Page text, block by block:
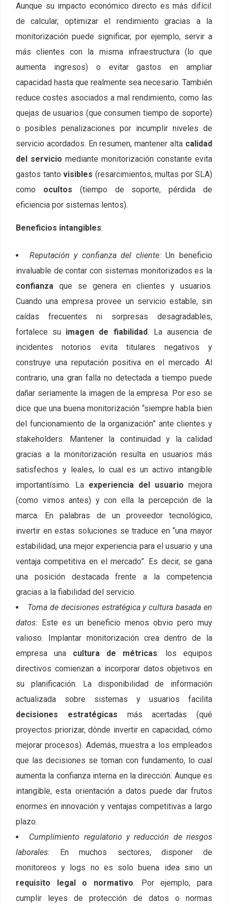
Aunque su impacto económico directo es más difícil
de calcular, optimizar el rendimiento gracias a la
monitorización puede significar, por ejemplo, servir a
más clientes con la misma infraestructura (lo que
aumenta ingresos) o evitar gastos en ampliar
capacidad hasta que realmente sea necesario. También
reduce costes asociados a mal rendimiento, como las
quejas de usuarios (que consumen tiempo de soporte)
o posibles penalizaciones por incumplir niveles de
servicio acordados. En resumen, mantener alta calidad
del servicio mediante monitorización constante evita
gastos tanto visibles (resarcimientos, multas por SLA)
como ocultos (tiempo de soporte, pérdida de
eficiencia por sistemas lentos).
Beneficios intangibles:
Reputación y confianza del cliente:Un beneficio
invaluable de contar con sistemas monitorizados es la
confianza que se genera en clientes y usuarios.
Cuando una empresa provee un servicio estable, sin
caídas frecuentes ni sorpresas desagradables,
fortalece su imagen de fiabilidad. La ausencia de
incidentes notorios evita titulares negativos y
construye una reputación positiva en el mercado. Al
contrario, una gran falla no detectada a tiempo puede
dañar seriamente la imagen de la empresa. Por eso se
dice que una buena monitorización “siempre habla bien
del funcionamiento de la organización” ante clientes y
stakeholders. Mantener la continuidad y la calidad
gracias a la monitorización resulta en usuarios más
satisfechos y leales, lo cual es un activo intangible
importantísimo. La experiencia del usuario mejora
(como vimos antes) y con ella la percepción de la
marca. En palabras de un proveedor tecnológico,
invertir en estas soluciones se traduce en “una mayor
estabilidad, una mejor experiencia para el usuario y una
ventaja competitiva en el mercado”. Es decir, se gana
una posición destacada frente a la competencia
gracias a la fiabilidad del servicio.
Toma de decisiones estratégica y cultura basada en
datos: Este es un beneficio menos obvio pero muy
valioso. Implantar monitorización crea dentro de la
empresa una cultura de métricas: los equipos
directivos comienzan a incorporar datos objetivos en
su planificación. La disponibilidad de información
actualizada sobre sistemas y usuarios facilita
decisiones estratégicas más acertadas (qué
proyectos priorizar, dónde invertir en capacidad, cómo
mejorar procesos). Además, muestra a los empleados
que las decisiones se toman con fundamento, lo cual
aumenta la confianza interna en la dirección. Aunque es
intangible, esta orientación a datos puede dar frutos
enormes en innovación y ventajas competitivas a largo
plazo.
Cumplimiento regulatorio y reducción de riesgos
laborales: En muchos sectores, disponer de
monitoreos y logs no es solo buena idea sino un
requisito legal o normativo. Por ejemplo, para
cumplir leyes de protección de datos o normas